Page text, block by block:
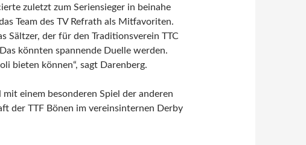
zuletzt zum Seriensieger in beinahe
Team des TV Refrath als Mitfavoriten.
Sältzer, der für den Traditionsverein TTC
könnten spannende Duelle werden.
bieten können“, sagt Darenberg.
einem besonderen Spiel der anderen
der TTF Bönen im vereinsinternen Derby